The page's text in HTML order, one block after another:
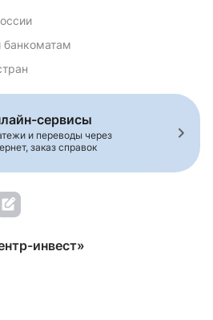
сервисы
и переводы через
заказ справок
инвест»